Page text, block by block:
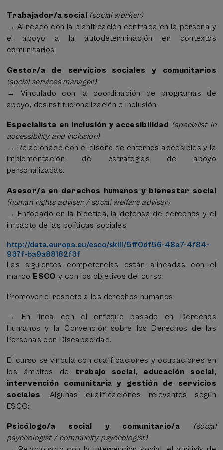
Trabajador/a social (social worker)
→ Alineado con la planificación centrada en la persona y
el apoyo a la autodeterminación en contextos
comunitarios.
Gestor/a de servicios sociales y comunitarios
(social services manager)
→ Vinculado con la coordinación de programas de
apoyo, desinstitucionalización e inclusión.
Especialista en inclusión y accesibilidad
(specialist in
accessibility and inclusion)
→ Relacionado con el diseño de entornos accesibles y la
implementación de estrategias de apoyo
personalizadas.
Asesor/a en derechos humanos y bienestar social
(human rights adviser / social welfare adviser)
→ Enfocado en la bioética, la defensa de derechos y el
impacto de las políticas sociales.
http://data.europa.eu/esco/skill/5ff0df56-48a7-4f84-
937f-ba9a88182f3f
Las siguientes competencias están alineadas con el
marco ESCO y con los objetivos del curso:
Promover el respeto a los derechos humanos
→ En línea con el enfoque basado en Derechos
Humanos y la Convención sobre los Derechos de las
Personas con Discapacidad.
El curso se vincula con cualificaciones y ocupaciones en
los ámbitos de trabajo social, educación social,
intervención comunitaria y gestión de servicios
sociales. Algunas cualificaciones relevantes según
ESCO:
Psicólogo/a social y comunitario/a
(social
psychologist / community psychologist)